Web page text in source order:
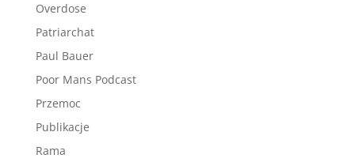
Overdose
Patriarchat
Paul Bauer
Poor Mans Podcast
Przemoc
Publikacje
Rama